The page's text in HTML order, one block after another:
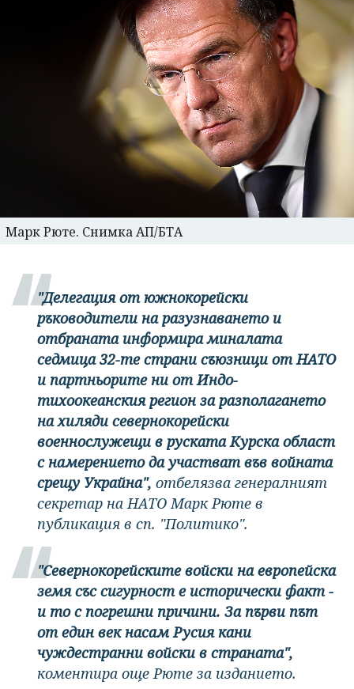
Марк Рюте. Снимка АП/БТА
"Делегация от южнокорейски
ръководители на разузнаването и
отбраната информира миналата
седмица 32-те страни съюзници от НАТО
и партньорите ни от Индо-
тихоокеанския регион за разполагането
на хиляди севернокорейски
военнослужещи в руската Курска област
с намерението да участват във войната
срещу Украйна", отбелязва генералният
секретар на НАТО Марк Рюте в
публикация в сп. "Политико".
"Севернокорейските войски на европейска
земя със сигурност е исторически факт -
и то с погрешни причини. За първи път
от един век насам Русия кани
чуждестранни войски в страната",
коментира още Рюте за изданието.